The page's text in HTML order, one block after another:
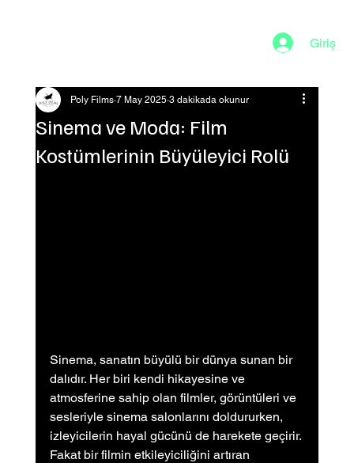
Giriş
Sinema ve Moda: Film
Kostümlerinin Büyüleyici Rolü
Poly Films 7 May 2025 3 dakikada okunur
Sinema, sanatın büyülü bir dünya sunan bir
dalıdır. Her biri kendi hikayesine ve
atmosferine sahip olan filmler, görüntüleri ve
sesleriyle sinema salonlarını doldururken,
izleyicilerin hayal gücünü de harekete geçirir.
Fakat bir filmin etkileyiciliğini artıran